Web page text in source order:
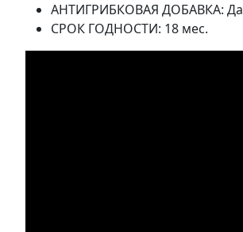
АНТИГРИБКОВАЯ ДОБАВКА: Да
СРОК ГОДНОСТИ: 18 мес.